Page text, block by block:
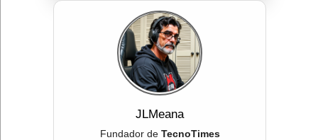
JLMeana
Fundador de TecnoTimes